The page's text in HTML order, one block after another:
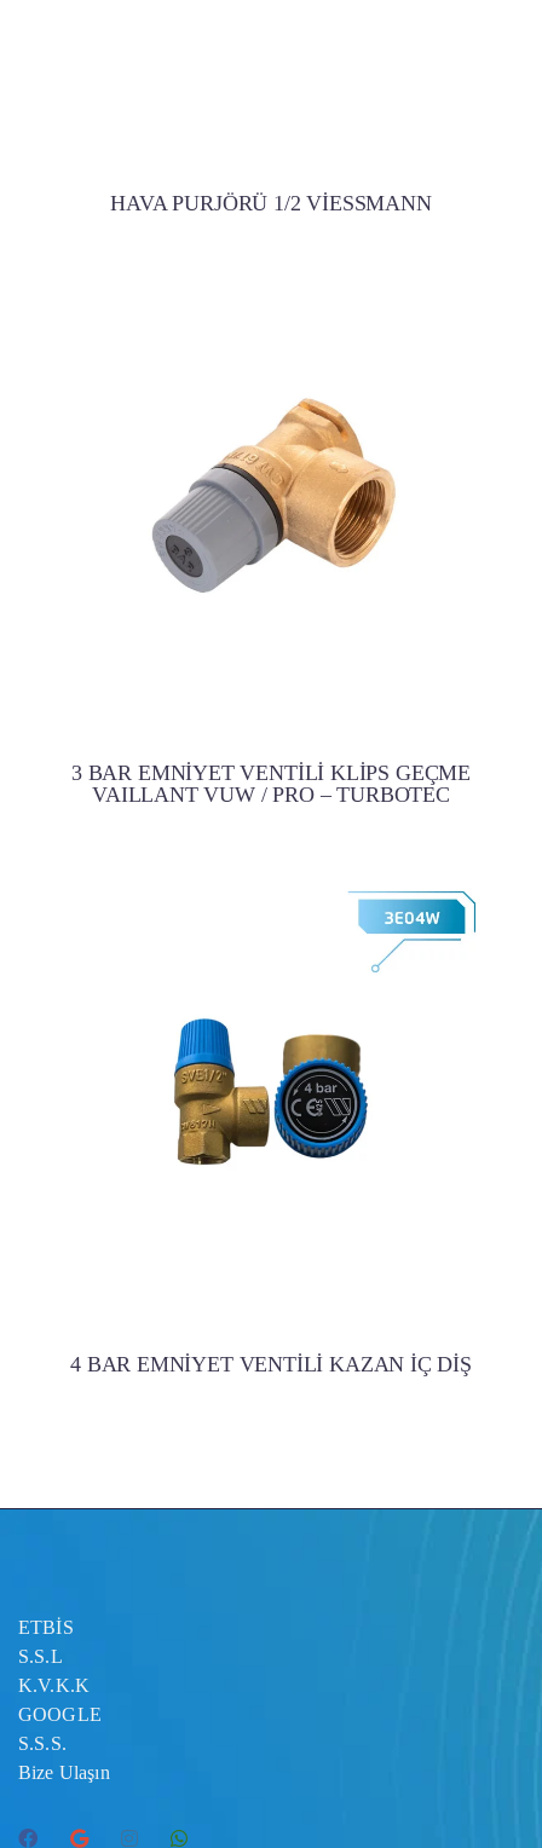
HAVA PURJÖRÜ 1/2 VİESSMANN
3 BAR EMNİYET VENTİLİ KLİPS GEÇME
VAILLANT VUW / PRO – TURBOTEC
4 BAR EMNİYET VENTİLİ KAZAN İÇ DİŞ
ETBİS
S.S.L
K.V.K.K
GOOGLE
S.S.S.
Bize Ulaşın